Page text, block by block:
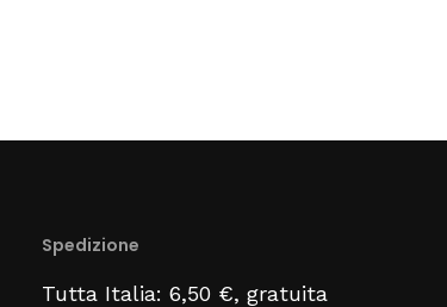
Spedizione
Tutta Italia: 6,50 €, gratuita